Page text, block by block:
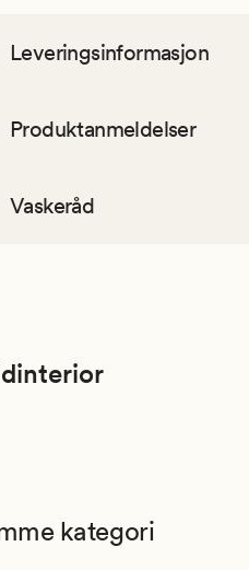
Leveringsinformasjon
Produktanmeldelser
Vaskeråd
kategori